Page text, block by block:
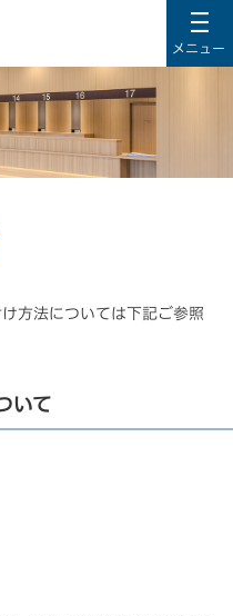
メニュー
方法については下記ご参照
いて